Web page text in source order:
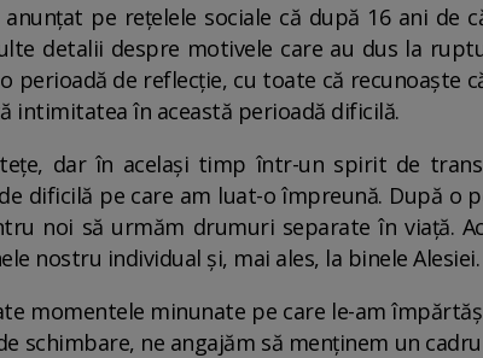
pe rețelele sociale că după 16 ani de
detalii despre motivele care au dus la
de reflecție, cu toate că recunoaște
intimitatea în această perioadă dificilă.
dar în același timp într-un spirit de
dificilă pe care am luat-o împreună. După o
noi să urmăm drumuri separate în viață.
nostru individual și, mai ales, la binele Alesiei.
momentele minunate pe care le-am
schimbare, ne angajăm să menținem un